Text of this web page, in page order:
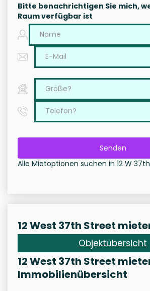
Bitte benachrichtigen Sie mich,
Raum verfügbar ist
Senden
Alle Mietoptionen suchen in 12 W
12 West 37th Street
Objektübersicht
12 West 37th Street
Immobilienübersicht